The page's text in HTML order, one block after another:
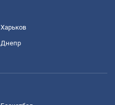
Харьков
Днепр